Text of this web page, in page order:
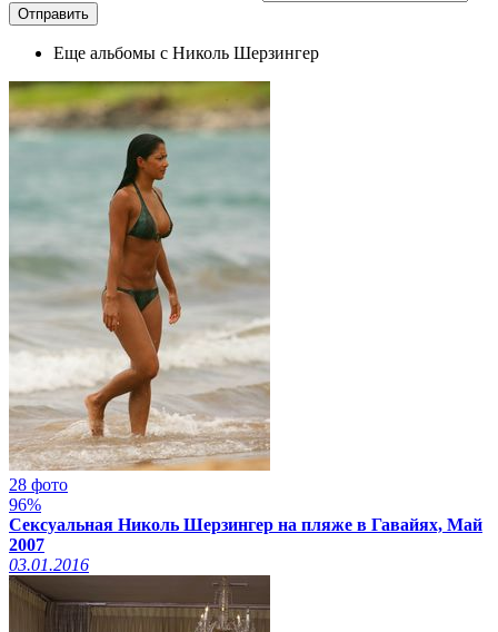
Еще альбомы с Николь Шерзингер
28 фото
96%
Сексуальная Николь Шерзингер на пляже в Гавайях, Май
2007
03.01.2016